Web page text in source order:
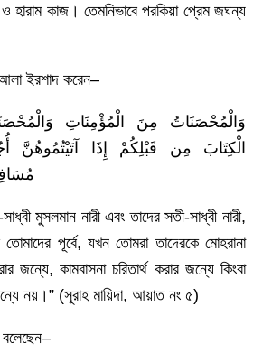
ও হারাম কাজ। তেমনিভাবে পরকিয়া প্রেম জঘন্য
ইরশাদ করেন–
وَالْمُحْصَنَاتُ مِنَ الْمُؤْمِنَاتِ
الْكِتَابَ مِن قَبْلِكُمْ إِذَا آتَيْتُمُوهُنَّ
মুসলমান নারী এবং তাদের সতী-সাধ্বী নারী,
তোমাদের পূর্বে, যখন তোমরা তাদেরকে মোহরানা
জন্যে, কামবাসনা চরিতার্থ করার জন্যে কিংবা
নয়।” (সূরাহ মায়িদা, আয়াত নং ৫)
হাদীস শরীফে রাসূলুল্লাহ ﷺ বলেছেন–